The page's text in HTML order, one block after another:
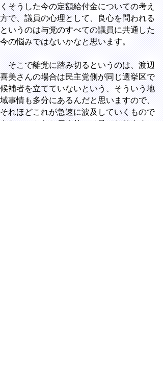
くそうした今の定額給付金についての考え
方で、議員の心理として、良心を問われる
というのは与党のすべての議員に共通した
今の悩みではないかなと思います。
そこで離党に踏み切るというのは、渡辺
喜美さんの場合は民主党側が同じ選挙区で
候補者を立てていないという、そういう地
域事情も多分にあるんだと思いますので、
それほどこれが急速に波及していくもので
もないのかなと個人的には見ております。